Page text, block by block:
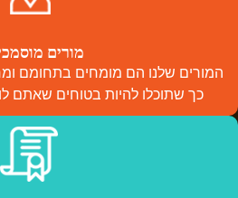
מורים
המורים שלנו הם מומחים בתחומם
כך שתוכלו להיות בטוחים שאתם